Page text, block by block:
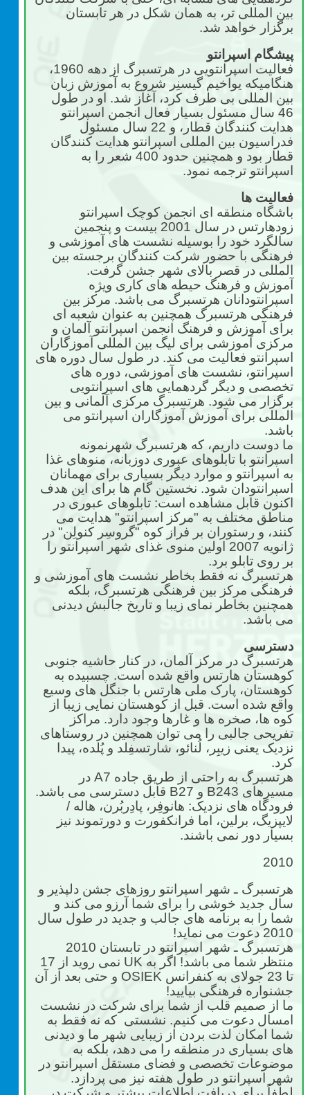
بین المللی تر، به همان شکل در هر تابستان
برگزار خواهد شد.
پیشگام اسپرانتو
فعالیت اسپرانتویی در هرتسبرگ از دهه 1960،
هنگامیکه یواخیم گیسنِر شروع به آموزش زبان
بین المللی بی طرف کرد، آغاز شد. او در طول
46 سال مسئول بسیار فعال انجمن اسپرانتو
هدایت کنندگان قطار، و 22 سال مسئول
فدراسیون بین المللی اسپرانتو هدایت کنندگان
قطار بود و همچنین حدود 400 شعر را به
اسپرانتو ترجمه نمود.
فعالیت ها
باشگاه منطقه ای انجمن کوچک اسپرانتو
زودهارتس در سال 2001 بیست و پنجمین
سالگرد خود را بوسیله نشست های آموزشی و
فرهنگی با حضور شرکت کنندگان برجسته بین
المللی در قصر بالای شهر جشن گرفت.
آموزش و فرهنگ حیطه های کاری ویژه
اسپرانتودانان هرتسبرگ می باشد. مرکز بین
فرهنگی هرتسبرگ همچنین به عنوان شعبه ای
برای آموزش و فرهنگ انجمن اسپرانتو آلمان و
مرکزی آموزشی برای لیگ بین المللی آموزگاران
اسپرانتو فعالیت می کند. در طول سال دوره های
اسپرانتو، نشست های آموزشی، دوره های
تخصصی و دیگر گردهمایی های اسپرانتویی
برگزار می شود. هرتسبرگ مرکزی آلمانی و بین
المللی برای آموزش آموزگاران اسپرانتو می
باشد.
ما دوست داریم، که هرتسبرگ شهرنمونه
اسپرانتو با تابلوهای عبوری دوزبانه، منوهای غذا
به اسپرانتو و موارد دیگر بسیاری برای مهمانان
اسپرانتودان شود. نخستین گام ها برای این هدف
اکنون قابل مشاهده است: تابلوهای عبوری در
مناطق مختلف به "مرکز اسپرانتو" هدایت می
کنند، و رستوران بر فراز کوه "گروسِر کنولِن" در
ژانویه 2007 اولین منوی غذای شهر اسپرانتو را
بر روی تابلو برد.
هرتسبرگ نه فقط بخاطر نشست های آموزشی و
فرهنگی مرکز بین فرهنگی هرتسبرگ، بلکه
همچنین بخاطر نمای زیبا و تاریخ جالبش دیدنی
می باشد.
دسترسی
هرتسبرگ در مرکز آلمان، در کنار حاشیه جنوبی
کوهستان هارتس واقع شده است. چسبیده به
کوهستان، پارک ملی هارتس با جنگل های وسیع
واقع شده است. قبل از کوهستان نمایی زیبا از
کوه ها، صخره ها و غارها وجود دارد. مراکز
تفریحی جالبی را می توان همچنین در روستاهای
نزدیک یعنی زیبِر، لُنائو، شارتسفِلد و پُلده، پیدا
کرد.
هرتسبرگ به راحتی از طریق جاده A7 در
مسیرهای B243 و B27 قابل دسترسی می باشد.
فرودگاه های نزدیک: هانوفِر، پادِربُرن، هاله /
لایپزیگ، برلین، اما فرانکفورت و دورتموند نیز
بسیار دور نمی باشند.
2010
هرتسبرگ ـ شهر اسپرانتو روزهای جشن دلپذیر و
سال جدید خوشی را برای شما آرزو می کند و
شما را به برنامه های جالب و جدید در طول سال
2010 دعوت می نماید!
هرتسبرگ ـ شهر اسپرانتو در تابستان 2010
منتظر شما می باشد! اگر به UK
نمی روید از 17
تا 23 جولای به
کنفرانس OSIEK و حتی بعد از آن
جشنواره فرهنگی بیایید!
ما از صمیم قلب از شما برای شرکت در نشست
امسال دعوت می کنیم. نشستی که نه فقط به
شما امکان لذت بردن از زیبایی شهر ما و دیدنی
های بسیاری در منطقه را می دهد، بلکه به
موضوعات تخصصی و فضای مستقل اسپرانتو در
شهر اسپرانتو در طول هفته نیز می پردازد.